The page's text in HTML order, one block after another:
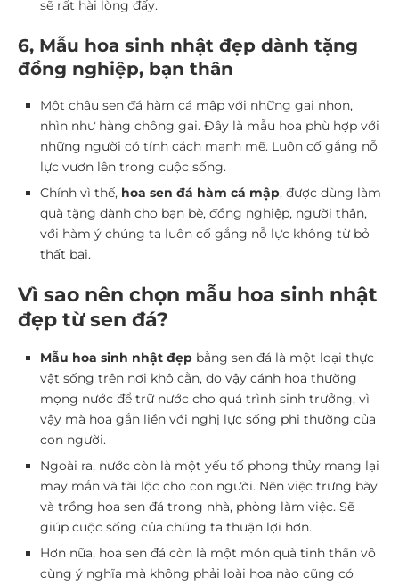
sẽ rất hài lòng đấy.
6, Mẫu hoa sinh nhật đẹp dành tặng
đồng nghiệp, bạn thân
Một chậu sen đá hàm cá mập với những gai nhọn,
nhìn như hàng chông gai. Đây là mẫu hoa phù hợp với
những người có tính cách mạnh mẽ. Luôn cố gắng nỗ
lực vươn lên trong cuộc sống.
Chính vì thế, hoa sen đá hàm cá mập, được dùng làm
quà tặng dành cho bạn bè, đồng nghiệp, người thân,
với hàm ý chúng ta luôn cố gắng nỗ lực không từ bỏ
thất bại.
Vì sao nên chọn mẫu hoa sinh nhật
đẹp từ sen đá?
Mẫu hoa sinh nhật đẹp bằng sen đá là một loại thực
vật sống trên nơi khô cằn, do vậy cánh hoa thường
mọng nước để trữ nước cho quá trình sinh trưởng, vì
vậy mà hoa gắn liền với nghị lực sống phi thường của
con người.
Ngoài ra, nước còn là một yếu tố phong thủy mang lại
may mắn và tài lộc cho con người. Nên việc trưng bày
và trồng hoa sen đá trong nhà, phòng làm việc. Sẽ
giúp cuộc sống của chúng ta thuận lợi hơn.
Hơn nữa, hoa sen đá còn là một món quà tinh thần vô
cùng ý nghĩa mà không phải loài hoa nào cũng có